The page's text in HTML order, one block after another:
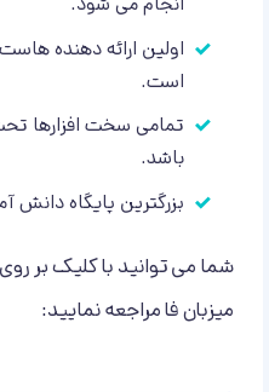
انجام می شود.
اولین ارائه دهنده
است.
تمامی سخت افزارها
باشد.
بزرگترین پایگاه دانش
شما می توانید با کلیک بر
میزبان فا مراجعه نمایید: